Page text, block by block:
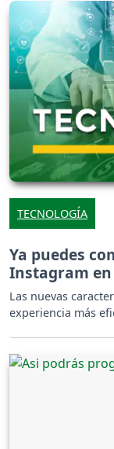
TECNOLOGÍA
Ya puedes
Instagram
Las nuevas
experiencia más